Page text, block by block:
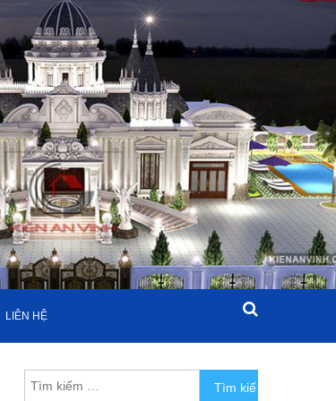
LIÊN HỆ
Tìm kiếm cho: